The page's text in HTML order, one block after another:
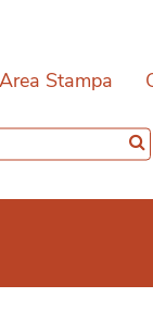
Area Stampa